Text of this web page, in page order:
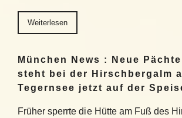
Weiterlesen
München News : Neue
steht bei der Hirschbergalm
Tegernsee jetzt auf der
Früher sperrte die Hütte am Fuß des